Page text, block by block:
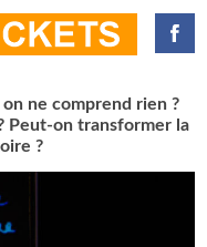
on ne comprend rien ?
Peut-on transformer la
?